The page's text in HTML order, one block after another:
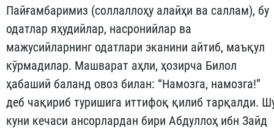
Пайғамбаримиз (соллаллоҳу алайҳи ва саллам), бу
одатлар яҳудийлар, насронийлар ва
мажусийларнинг одатлари эканини айтиб, маъқул
кўрмадилар. Машварат аҳли, ҳозирча Билол
ҳабаший баланд овоз билан: “Намозга, намозга!”
деб чақириб туришига иттифоқ қилиб тарқалди.
куни кечаси ансорлардан бири Абдуллоҳ ибн Зайд